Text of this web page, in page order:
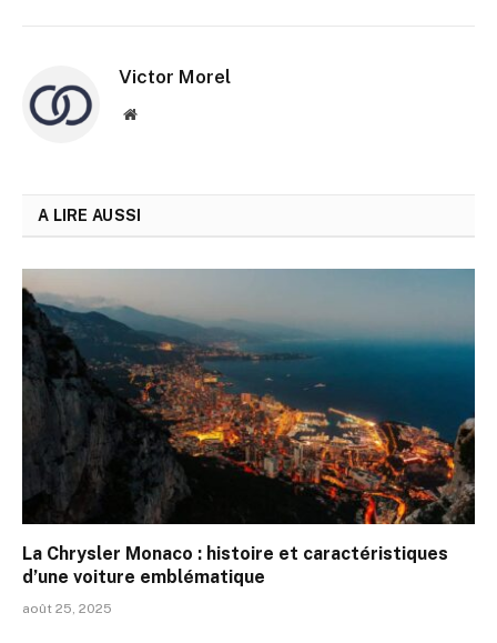
Victor Morel
Site
A LIRE AUSSI
La Chrysler Monaco : histoire et caractéristiques
d’une voiture emblématique
août 25, 2025